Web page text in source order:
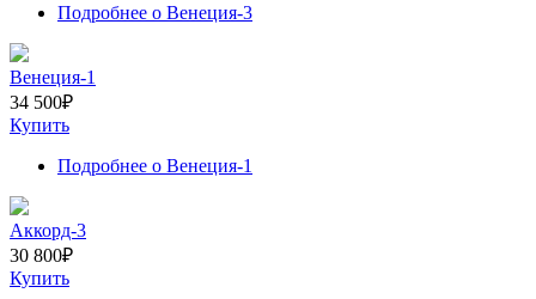
Подробнее о Венеция-3
Венеция-1
34 500₽
Купить
Подробнее о Венеция-1
Аккорд-3
30 800₽
Купить